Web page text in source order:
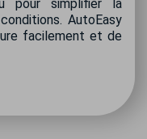
pour simplifier la
AutoEasy
facilement et de